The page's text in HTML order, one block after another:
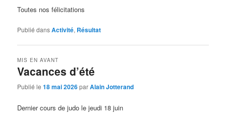
Toutes nos félicitations
Publié dansActivité, Résultat
Vacances d’été
MIS EN AVANT
Publié le18 mai 2026parAlain Jotterand
Dernier cours de judo le jeudi 18 juin